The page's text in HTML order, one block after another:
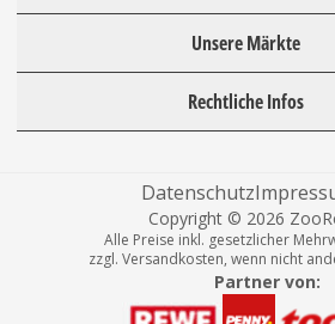
Unsere Märkte
Rechtliche Infos
Datenschutz
Copyright © 2026
Alle Preise inkl. gesetzlicher
zzgl. Versandkosten, wenn nicht
Partner von: